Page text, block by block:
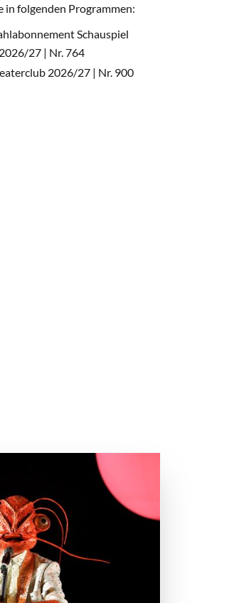
in folgenden Programmen:
Schauspiel
27 | Nr. 764
2026/27 | Nr. 900